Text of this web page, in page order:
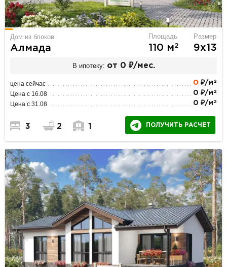
Дом из блоков
Алмада
Площадь
110 м2
Размер
9х13
В ипотеку: от 0 ₽/мес.
цена сейчас 0 ₽/м 2
Цена с 16.08 0 ₽/м 2
Цена с 31.08 0 ₽/м 2
3 2 1 ПОЛУЧИТЬ РАСЧЕТ